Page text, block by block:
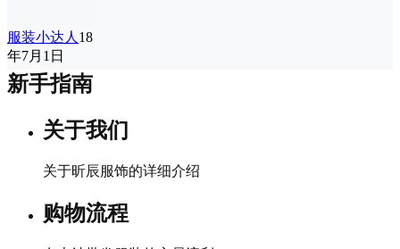
服装小达人 18
年7月1日
新手指南
关于我们
关于昕辰服饰的详细介绍
购物流程